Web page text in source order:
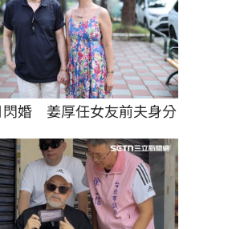
婚　姜厚任女友前夫身分